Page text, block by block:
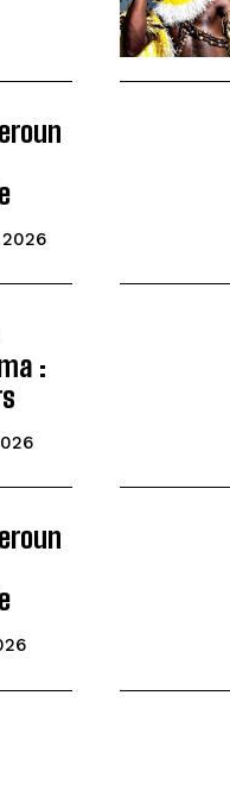
: